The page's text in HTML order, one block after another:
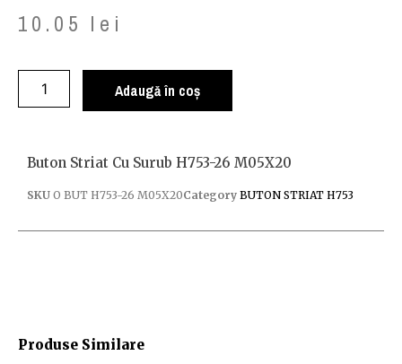
10.05 lei
Adaugă în coș
Produse Similare
Buton Striat Cu Surub H753-26 M05X20
SKU O BUT H753-26 M05X20Category BUTON STRIAT H753